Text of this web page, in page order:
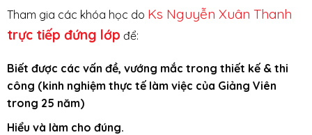
Tham gia các khóa học do Ks Nguyễn Xuân Thanh
trực tiếp đứng lớp để:
Biết được các vấn đề, vướng mắc trong thiết kế & thi
công (kinh nghiệm thực tế làm việc của Giảng Viên
trong 25 năm)
Hiểu và làm cho đúng.